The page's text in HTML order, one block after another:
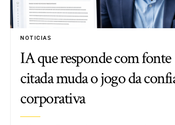
NOTICIAS
IA que responde com fonte
citada muda o jogo da
corporativa